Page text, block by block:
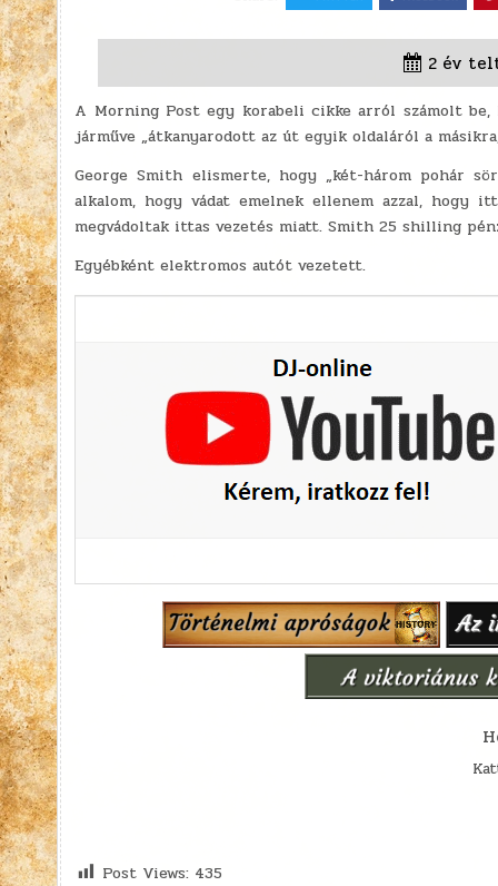
2 év
A Morning Post egy korabeli cikke arról számolt be,
járműve „átkanyarodott az út egyik oldaláról a
George Smith elismerte, hogy „két-három pohár
alkalom, hogy vádat emelnek ellenem azzal, hogy
megvádoltak ittas vezetés miatt. Smith 25 shilling
Egyébként elektromos autót vezetett.
Post Views: 435